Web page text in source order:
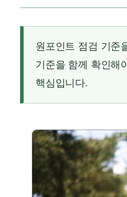
원포인트 점검 기준
기준을 함께 확인해
핵심입니다.